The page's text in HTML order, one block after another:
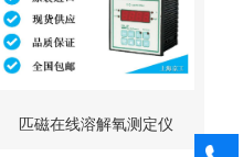
匹磁在线溶解氧测定仪